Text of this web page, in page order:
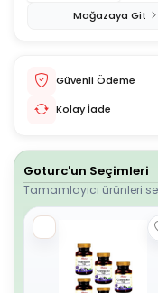
Mağazaya Git
Güvenli Ödeme
Kolay İade
Goturc'un Seçimleri
Tamamlayıcı ürünleri